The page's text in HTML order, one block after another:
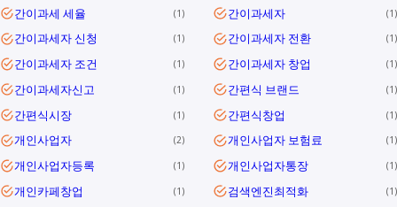
간이과세 세율 1 간이과세자 1
간이과세자 신청 1 간이과세자 전환 1
간이과세자 조건 1 간이과세자 창업 1
간이과세자신고 1 간편식 브랜드 1
간편식시장 1 간편식창업 1
개인사업자 2 개인사업자 보험료 1
개인사업자등록 1 개인사업자통장 1
개인카페창업 1 검색엔진최적화 1